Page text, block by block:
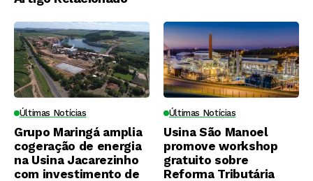
Últimas Notícias
Grupo Maringá amplia
cogeração de energia
na Usina Jacarezinho
com investimento de
Últimas Notícias
Usina São Manoel
promove workshop
gratuito sobre
Reforma Tributária